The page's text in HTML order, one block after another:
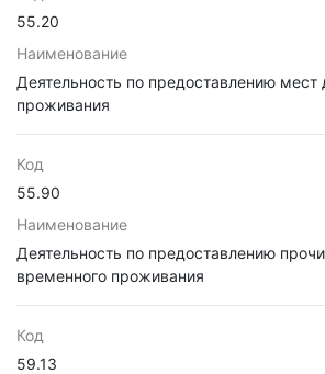
55.20
Наименование
Деятельность по предоставлению мест
проживания
Код
55.90
Наименование
Деятельность по предоставлению
временного проживания
Код
59.13